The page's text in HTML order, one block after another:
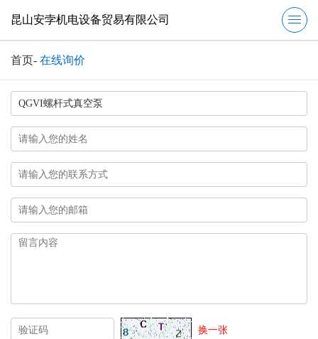
昆山安孛机电设备贸易有限公司
首页- 在线询价
换一张